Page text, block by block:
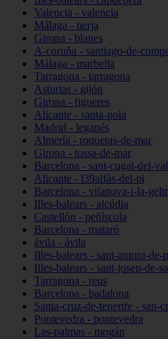
Valencia - valencia
Málaga - nerja
Girona - blanes
A-coruña - santiago-de-
Málaga - marbella
Tarragona - tarragona
Asturias - gijón
Girona - figueres
Alicante - santa-pola
Madrid - leganés
Almería - roquetas-de-mar
Girona - tossa-de-mar
Barcelona - sant-cugat-del-
Alicante - l39alfàs-del-pi
Barcelona - vilanova-i-la-
Illes-balears - alcúdia
Castellón - peñíscola
Barcelona - mataró
ávila - ávila
Illes-balears - sant-antoni-de-
Illes-balears - sant-josep-de-
Tarragona - reus
Barcelona - badalona
Santa-cruz-de-tenerife - san-
Pontevedra - pontevedra
Las-palmas - mogán